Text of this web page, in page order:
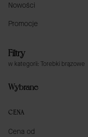
Nowości
Promocje
Filtry
w kategorii: Torebki brązowe
Wybrane
CENA
Cena od